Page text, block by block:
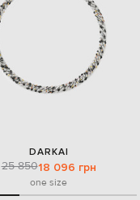
DARKAI
25 85018 096 грн
one size